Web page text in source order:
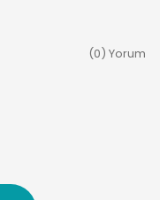
(0) Yorum